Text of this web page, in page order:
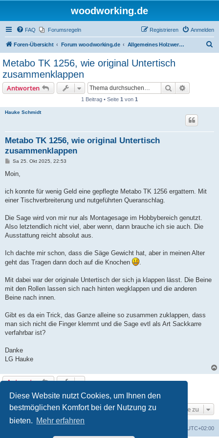
Diese Website nutzt Cookies, um Ihnen den
bestmöglichen Komfort bei der Nutzung zu
bieten. Mehr erfahren
woodworking.de
FAQ Forumsregeln Anmelden
Registrieren
Foren-Übersicht Forum woodworking.de Allgemeines Holzwerkerforum - das laute Forum
Metabo TK 1256, wie original Untertisch
zusammenklappen
Antworten Suche
1 Beitrag • Seite 1 von 1
Hauke Schmidt
Metabo TK 1256, wie original Untertisch
zusammenklappen
B
i
a
Sa 25. Okt 2025, 22:53
Moin,
ich konnte für wenig Geld eine gepflegte Metabo TK 1256 ergattern. Mit
einer Tischverbreiterung und nutgeführten Queranschlag.
Die Sage wird von mir nur als Montagesage im Hobbybereich genutzt.
Also letztendlich nicht viel, aber wenn, dann brauche ich sie auch. Die
Ausstattung reicht absolut aus.
Ich dachte mir schon, dass die Säge Gewicht hat, aber in meinen Alter
geht das Tragen dann doch auf die Knochen
.
Mit dabei war der originale Untertisch der sich ja klappen lässt. Die Beine
mit den Rollen lassen sich nach hinten wegklappen und die anderen
Beine nach innen.
Gibt es da ein Trick, das Ganze alleine so zusammen zuklappen, dass
man sich nicht die Finger klemmt und die Sage evtl als Art Sackkarre
verfahrbar ist?
Danke
LG Hauke
Antworten
1 Beitrag • Seite1von1
Gehe zu
UTC+02:00